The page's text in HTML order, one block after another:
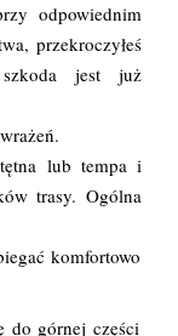
odpowiednim
przekroczyłeś
jest już
lub tempa i
trasy. Ogólna
komfortowo
do górnej części